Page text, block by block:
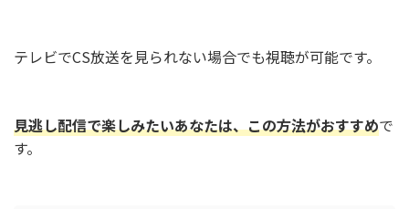
テレビでCS放送を見られない場合でも視聴が可能です。
見逃し配信で楽しみたいあなたは、この方法がおすすめで
す。